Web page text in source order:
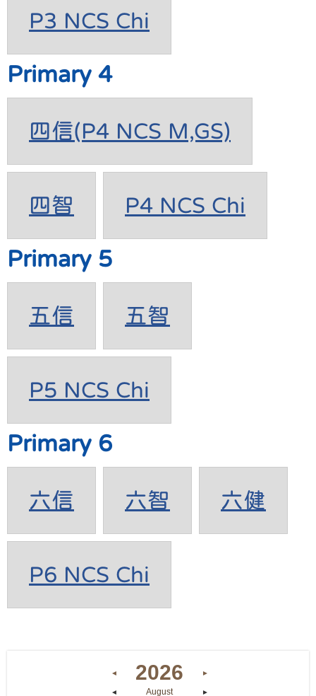
P3 NCS Chi
Primary 4
四信(P4 NCS M,GS)
四智 P4 NCS Chi
Primary 5
五信 五智
P5 NCS Chi
Primary 6
六信 六智 六健
P6 NCS Chi
◄ 2026 ►
◄ August ►